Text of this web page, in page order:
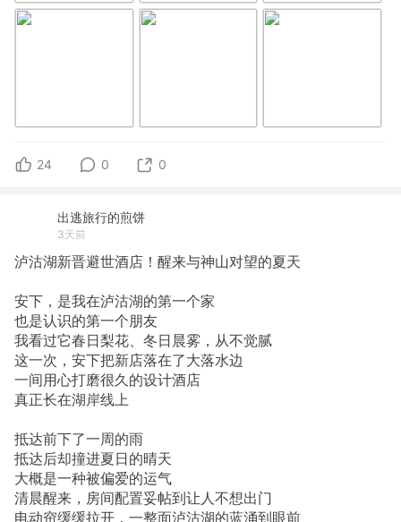
24 0 0
出逃旅行的煎饼
3天前
泸沽湖新晋避世酒店！醒来与神山对望的夏天
安下，是我在泸沽湖的第一个家
也是认识的第一个朋友
我看过它春日梨花、冬日晨雾，从不觉腻
这一次，安下把新店落在了大落水边
一间用心打磨很久的设计酒店
真正长在湖岸线上
抵达前下了一周的雨
抵达后却撞进夏日的晴天
大概是一种被偏爱的运气
清晨醒来，房间配置妥帖到让人不想出门
电动帘缓缓拉开，一整面泸沽湖的蓝涌到眼前